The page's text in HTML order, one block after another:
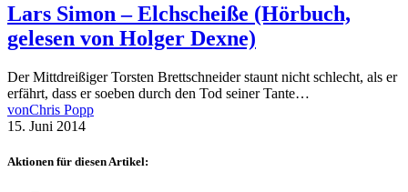
Lars Simon – Elchscheiße (Hörbuch,
gelesen von Holger Dexne)
Der Mittdreißiger Torsten Brettschneider staunt nicht schlecht, als er
erfährt, dass er soeben durch den Tod seiner Tante…
vonChris Popp
15. Juni 2014
Aktionen für diesen Artikel: